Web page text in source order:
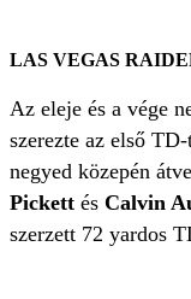
LAS VEGAS
Az eleje és a vége
szerezte az első
negyed közepén
Pickett és Calvin
szerzett 72 yardos